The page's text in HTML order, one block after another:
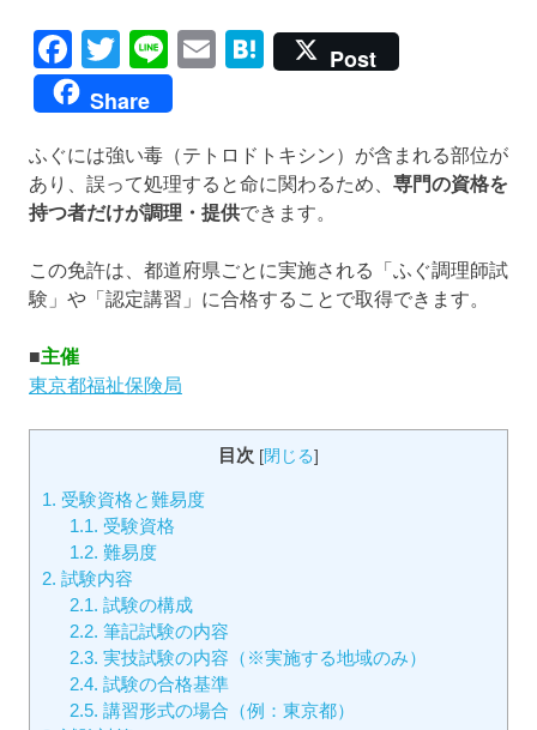
Facebook
Twitter
LineEmailHatena
Post
Share
ふぐには強い毒（テトロドトキシン）が含まれる部位が
あり、誤って処理すると命に関わるため、 専門の資格を
持つ者だけが調理・提供できます。
この免許は、都道府県ごとに実施される「ふぐ調理師試
験」や「認定講習」に合格することで取得できます。
■主催
東京都福祉保険局
目次 [閉じる]
1. 受験資格と難易度
1.1. 受験資格
1.2. 難易度
2. 試験内容
2.1. 試験の構成
2.2. 筆記試験の内容
2.3. 実技試験の内容（※実施する地域のみ）
2.4. 試験の合格基準
2.5. 講習形式の場合（例：東京都）